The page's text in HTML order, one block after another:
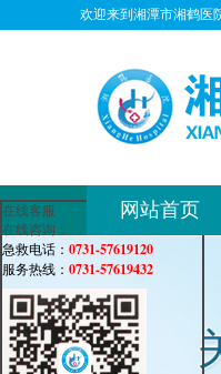
欢迎来到湘潭市湘鹤医
网站首页
在线客服
在线咨询：
急救电话： 0731-57619120
服务热线： 0731-57619432